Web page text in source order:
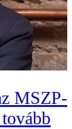
MSZP-